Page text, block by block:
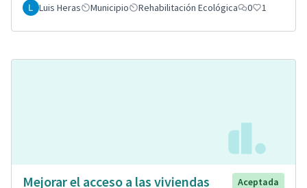
Luis Heras Municipio Rehabilitación Ecológica 0 1
Mejorar el acceso a las viviendas
Aceptada